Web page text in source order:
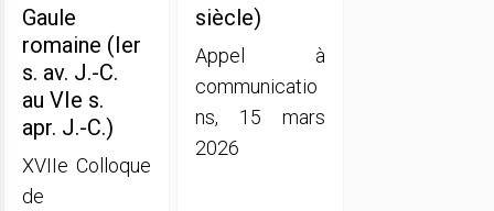
Gaule
romaine (Ier
s. av. J.-C.
au VIe s.
apr. J.-C.)
XVIIe Colloque
de
siècle)
Appel à
communicatio
ns, 15 mars
2026